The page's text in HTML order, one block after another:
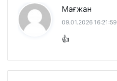
Мағжан
09.01.2026 16:21:59
👍